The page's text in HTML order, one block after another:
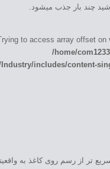
چند بار جذب میشود.
to access array offset on
/home/
includes/content-
تر از رسم روی کاغذ به